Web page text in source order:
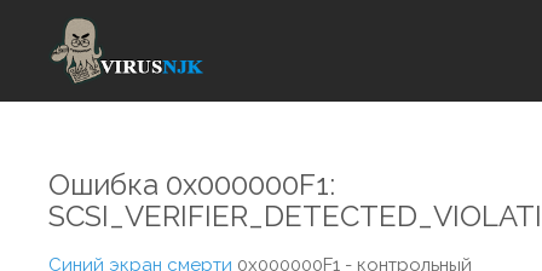
Ошибка 0x000000F1:
Синий экран смерти 0x000000F1 - контрольный